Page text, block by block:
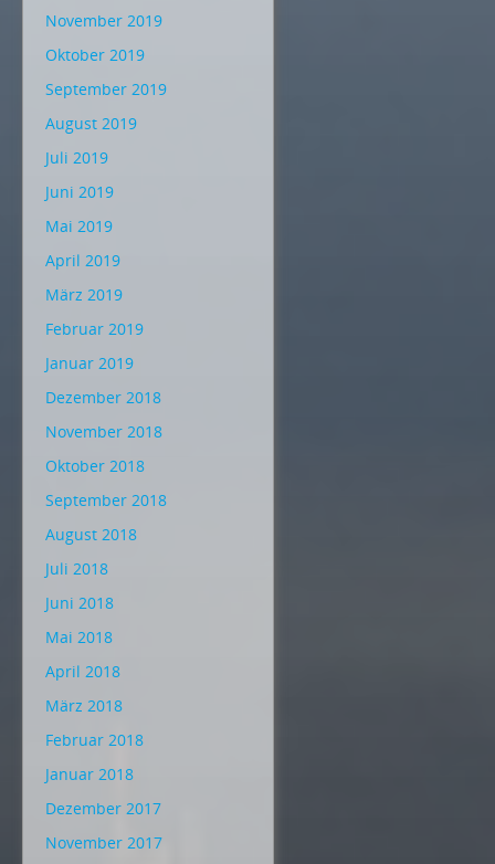
November 2019
Oktober 2019
September 2019
August 2019
Juli 2019
Juni 2019
Mai 2019
April 2019
März 2019
Februar 2019
Januar 2019
Dezember 2018
November 2018
Oktober 2018
September 2018
August 2018
Juli 2018
Juni 2018
Mai 2018
April 2018
März 2018
Februar 2018
Januar 2018
Dezember 2017
November 2017